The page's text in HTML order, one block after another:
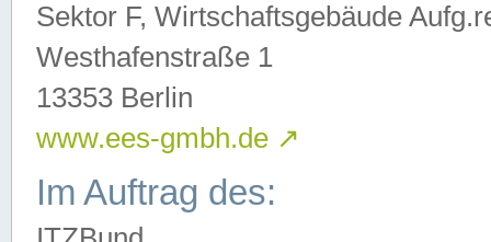
Sektor F, Wirtschaftsgebäude
Westhafenstraße 1
13353 Berlin
www.ees-gmbh.de ↗
Im Auftrag des: